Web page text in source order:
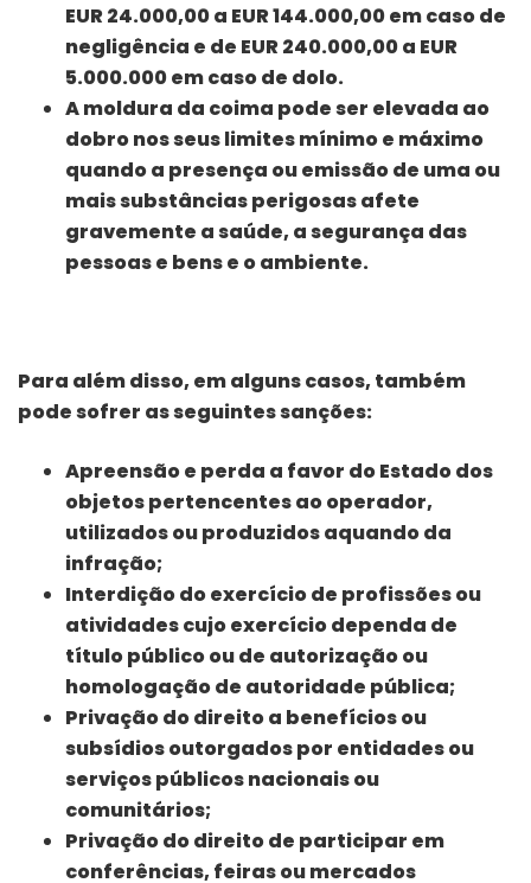
EUR 24.000,00 a EUR 144.000,00 em caso de
negligência e de EUR 240.000,00 a EUR
5.000.000 em caso de dolo.
A moldura da coima pode ser elevada ao
dobro nos seus limites mínimo e máximo
quando a presença ou emissão de uma ou
mais substâncias perigosas afete
gravemente a saúde, a segurança das
pessoas e bens e o ambiente.
Para além disso, em alguns casos, também
pode sofrer as seguintes sanções:
Apreensão e perda a favor do Estado dos
objetos pertencentes ao operador,
utilizados ou produzidos aquando da
infração;
Interdição do exercício de profissões ou
atividades cujo exercício dependa de
título público ou de autorização ou
homologação de autoridade pública;
Privação do direito a benefícios ou
subsídios outorgados por entidades ou
serviços públicos nacionais ou
comunitários;
Privação do direito de participar em
conferências, feiras ou mercados